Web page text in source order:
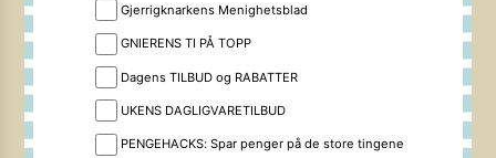
Gjerrigknarkens Menighetsblad
GNIERENS TI PÅ TOPP
Dagens TILBUD og RABATTER
UKENS DAGLIGVARETILBUD
PENGEHACKS: Spar penger på de store tingene